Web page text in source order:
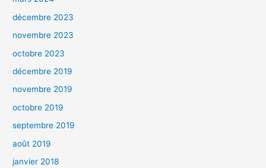
décembre 2023
novembre 2023
octobre 2023
décembre 2019
novembre 2019
octobre 2019
septembre 2019
août 2019
janvier 2018